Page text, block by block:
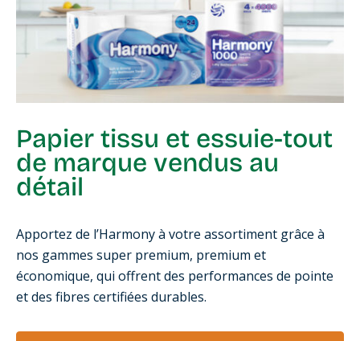
Papier tissu et essuie-tout
de marque vendus au
détail
Apportez de l’Harmony à votre assortiment grâce à
nos gammes super premium, premium et
économique, qui offrent des performances de pointe
et des fibres certifiées durables.